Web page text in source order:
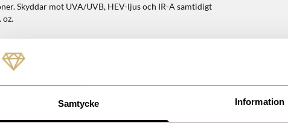
Samtycke Information
Skyddar mot UVA/UVB, HEV-ljus och IR-A samtidigt
oz.
ändring